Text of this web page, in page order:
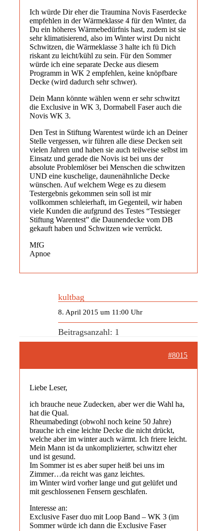
Ich würde Dir eher die Traumina Novis Faserdecke
empfehlen in der Wärmeklasse 4 für den Winter, da
Du ein höheres Wärmebedürfnis hast, zudem ist sie
sehr klimatisierend, also im Winter wirst Du nicht
Schwitzen, die Wärmeklasse 3 halte ich fü Dich
riskant zu leicht/kühl zu sein. Für den Sommer
würde ich eine separate Decke aus diesem
Programm in WK 2 empfehlen, keine knöpfbare
Decke (wird dadurch sehr schwer).
Dein Mann könnte wählen wenn er sehr schwitzt
die Exclusive in WK 3, Dormabell Faser auch die
Novis WK 3.
Den Test in Stiftung Warentest würde ich an Deiner
Stelle vergessen, wir führen alle diese Decken seit
vielen Jahren und haben sie auch teilweise selbst im
Einsatz und gerade die Novis ist bei uns der
absolute Problemlöser bei Menschen die schwitzen
UND eine kuschelige, daunenähnliche Decke
wünschen. Auf welchem Wege es zu diesem
Testergebnis gekommen sein soll ist mir
vollkommen schleierhaft, im Gegenteil, wir haben
viele Kunden die aufgrund des Testes “Testsieger
Stiftung Warentest” die Daunendecke vom DB
gekauft haben und Schwitzen wie verrückt.
MfG
Apnoe
kultbag
8. April 2015 um 11:00 Uhr
Beitragsanzahl: 1
#8015
Liebe Leser,
ich brauche neue Zudecken, aber wer die Wahl ha,
hat die Qual.
Rheumabedingt (obwohl noch keine 50 Jahre)
brauche ich eine leichte Decke die nicht drückt,
welche aber im winter auch wärmt. Ich friere leicht.
Mein Mann ist da unkomplizierter, schwitzt eher
und ist gesund.
Im Sommer ist es aber super heiß bei uns im
Zimmer…da reicht was ganz leichtes.
im Winter wird vorher lange und gut gelüfet und
mit geschlossenen Fensern geschlafen.
Interesse an:
Exclusive Faser duo mit Loop Band – WK 3 (im
Sommer würde ich dann die Exclusive Faser